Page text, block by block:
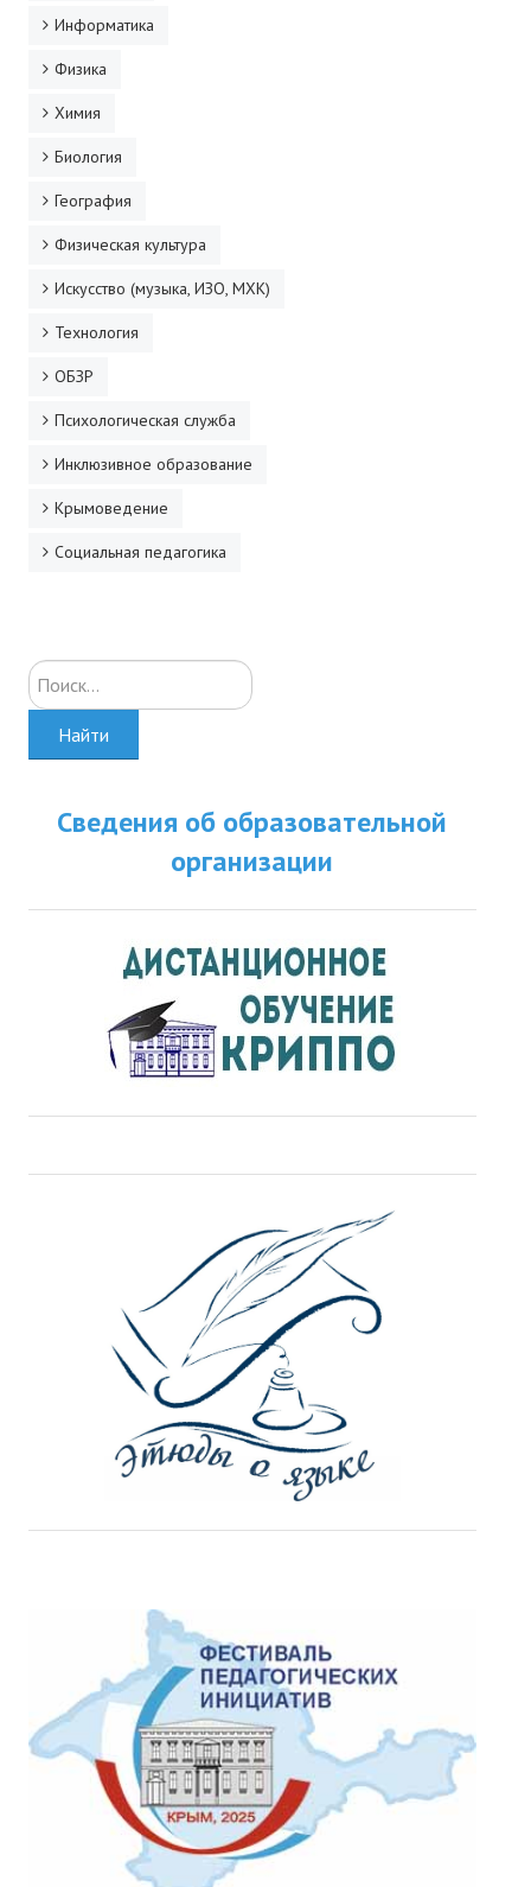
Информатика
Физика
Химия
Биология
География
Физическая культура
Искусство (музыка, ИЗО, МХК)
Технология
ОБЗР
Психологическая служба
Инклюзивное образование
Крымоведение
Социальная педагогика
Искать...
Найти
Сведения об образовательной
организации